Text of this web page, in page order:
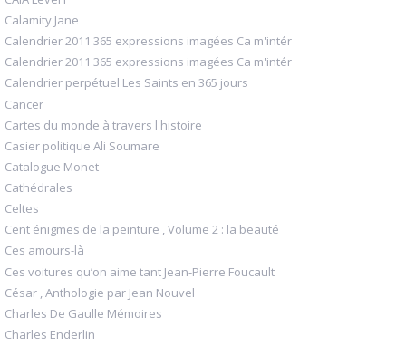
Calamity Jane
Calendrier 2011 365 expressions imagées Ca m'intér
Calendrier 2011 365 expressions imagées Ca m'intér
Calendrier perpétuel Les Saints en 365 jours
Cancer
Cartes du monde à travers l'histoire
Casier politique Ali Soumare
Catalogue Monet
Cathédrales
Celtes
Cent énigmes de la peinture , Volume 2 : la beauté
Ces amours-là
Ces voitures qu’on aime tant Jean-Pierre Foucault
César , Anthologie par Jean Nouvel
Charles De Gaulle Mémoires
Charles Enderlin